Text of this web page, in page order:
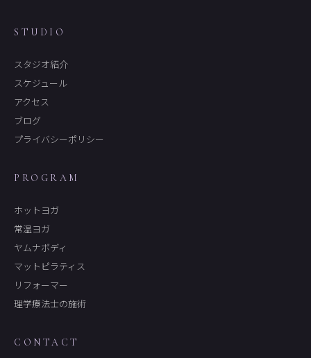
STUDIO
スタジオ紹介
スケジュール
アクセス
ブログ
プライバシーポリシー
PROGRAM
ホットヨガ
常温ヨガ
ヤムナボディ
マットピラティス
リフォーマー
理学療法士の施術
CONTACT